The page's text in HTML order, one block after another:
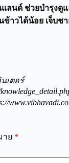
แลนด์ ช่วยบำรุง
าวได้น้อย เจ็บช
เตอร์
าย *